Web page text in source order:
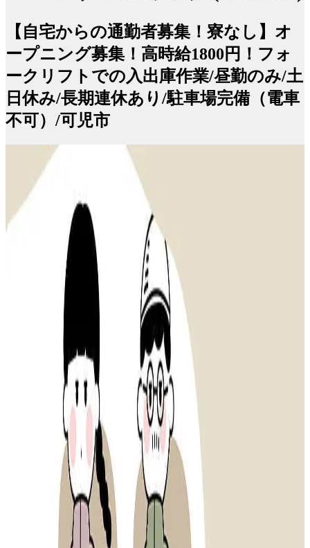
【自宅からの通勤者募集！寮なし】オ
ープニング募集！高時給1800円！フォ
ークリフトでの入出庫作業/昼勤のみ/土
日休み/長期連休あり/駐車場完備（電車
不可）/可児市